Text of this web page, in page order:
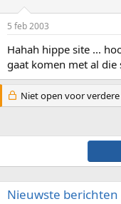
5 feb 2003
Hahah hippe site ...
gaat komen met al die
Niet open voor verdere
Nieuwste berichten